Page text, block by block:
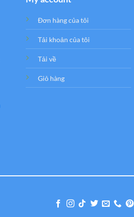
Đơn hàng của tôi
Tải khoản của tôi
Tải về
Giỏ hàng